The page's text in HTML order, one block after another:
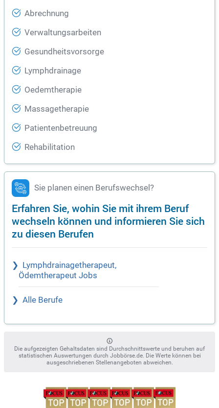
Abrechnung
Verwaltungsarbeiten
Gesundheitsvorsorge
Lymphdrainage
Oedemtherapie
Massagetherapie
Patientenbetreuung
Rehabilitation
Sie planen einen Berufswechsel?
Erfahren Sie, wohin Sie mit ihrem Beruf
wechseln können und informieren Sie sich
zu diesen Berufen
Lymphdrainagetherapeut,
Ödemtherapeut Jobs
Alle Berufe
Die aufgezeigten Gehaltsdaten sind Durchschnittswerte und beruhen auf
statistischen Auswertungen durch Jobbörse.de. Die Werte können bei
ausgeschriebenen Stellenangeboten abweichen.